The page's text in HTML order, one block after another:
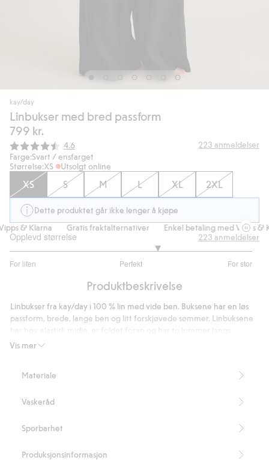
kay/day
Linbukser med bred passform
799 kr.
Gjennomsnittskarakter:
4.6 223 anmeldelser
Farge:Svart / ensfarget
Størrelse:XS Utsolgt online
XS S M L XL 2XL
Dette produktet går ikke lenger å kjøpe
& Klarna
Gratis fraktalternativer Enkel betaling med Vipps &
Opplevd størrelse
For liten Perfekt For stor
av
191
stemmer
223 anmeldelser
Produktbeskrivelse
Vis mer
Linbukser fra kay/day i 100 % lin med vide ben. Buksene har en løs
passform, brede, lange ben og litt forskjøvede sømmer. Linbuksene
sidesømmene. Lin gir buksene en kjølig og behagelig følelse og ser
Høy midje
Lommer i sidene
Innerbenslengde 77 cm i størrelse S
Artikkelnummer : 435198
Materiale
Vaskeråd
Sporbarhet
Produksjonsinformasjon